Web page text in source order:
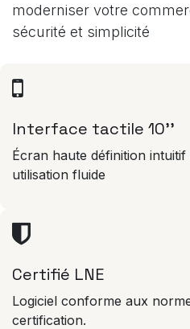
moderniser votre
sécurité et simplicité
Interface tactile 10''
Écran haute définition
utilisation fluide
Certifié LNE
Logiciel conforme aux
certification.